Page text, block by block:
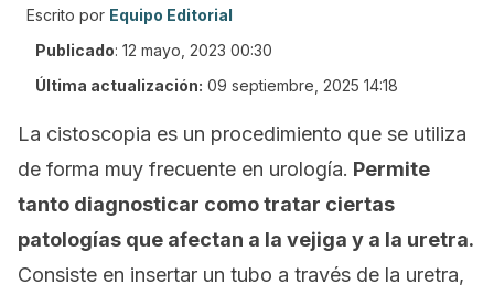
Escrito por Equipo Editorial
Publicado: 12 mayo, 2023 00:30
Última actualización: 09 septiembre, 2025 14:18
La cistoscopia es un procedimiento que se utiliza
de forma muy frecuente en urología. Permite
tanto diagnosticar como tratar ciertas
patologías que afectan a la vejiga y a la uretra.
Consiste en insertar un tubo a través de la uretra,